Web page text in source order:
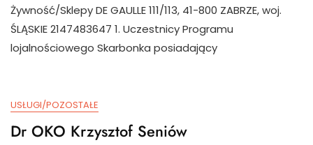
Żywność/Sklepy DE GAULLE 111/113, 41-800 ZABRZE, woj.
ŚLĄSKIE 2147483647 1. Uczestnicy Programu
lojalnościowego Skarbonka posiadający
USŁUGI/POZOSTAŁE
Dr OKO Krzysztof Seniów